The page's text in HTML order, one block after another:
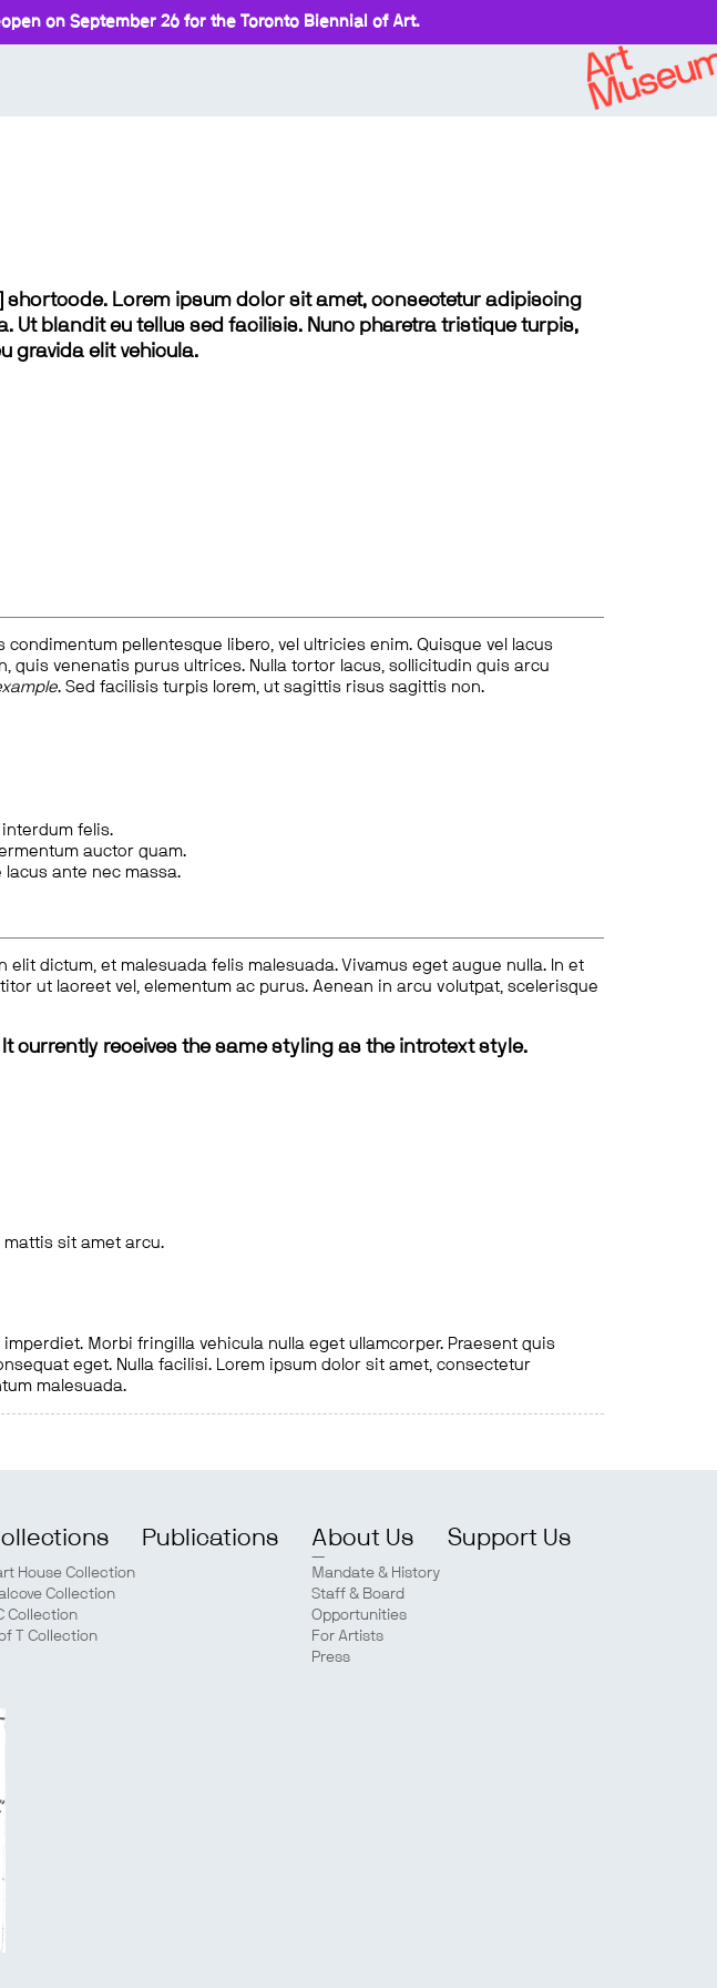
on September 26 for the Toronto Biennial of Art.
Lorem ipsum dolor sit amet, consectetur adipiscing
Ut blandit eu tellus sed facilisis. Nunc pharetra tristique turpis,
gravida elit vehicula.
condimentum pellentesque libero, vel ultricies enim. Quisque vel lacus
quis venenatis purus ultrices. Nulla tortor lacus, sollicitudin quis arcu
. Sed facilisis turpis lorem, ut sagittis risus sagittis non.
felis.
auctor quam.
ante nec massa.
dictum, et malesuada felis malesuada. Vivamus eget augue nulla. In et
ut laoreet vel, elementum ac purus. Aenean in arcu volutpat, scelerisque
currently receives the same styling as the introtext style.
sit amet arcu.
Morbi fringilla vehicula nulla eget ullamcorper. Praesent quis
eget. Nulla facilisi. Lorem ipsum dolor sit amet, consectetur
malesuada.
House Collection
Collection
Collection
T Collection
Publications About Us
Mandate & History
Staff & Board
Opportunities
For Artists
Press
Support Us